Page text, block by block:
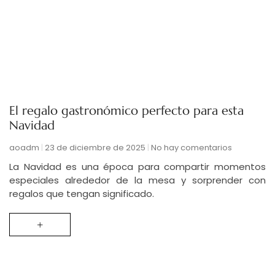
El regalo gastronómico perfecto para esta
Navidad
aoadm 23 de diciembre de 2025 No hay comentarios
La Navidad es una época para compartir momentos
especiales alrededor de la mesa y sorprender con
regalos que tengan significado.
+